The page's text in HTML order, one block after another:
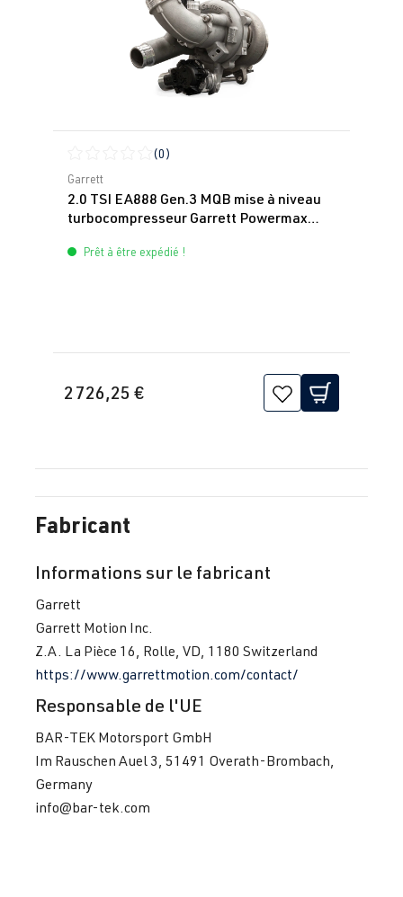
Note moyenne de 0 sur 5 étoiles
(0)
Garrett
2.0 TSI EA888 Gen.3 MQB mise à niveau
turbocompresseur Garrett Powermax
Prêt à être expédié !
2 726,25 €
Fabricant
Informations sur le fabricant
Garrett
Garrett Motion Inc.
Z.A. La Pièce 16, Rolle, VD, 1180 Switzerland
https://www.garrettmotion.com/contact/
Responsable de l'UE
BAR-TEK Motorsport GmbH
Im Rauschen Auel 3, 51491 Overath-Brombach,
Germany
info@bar-tek.com